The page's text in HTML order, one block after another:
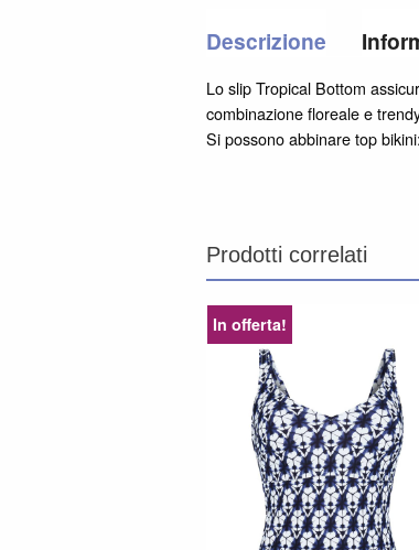
Descrizione
Lo slip Tropical Bottom
combinazione floreale e
Si possono abbinare top bikini:
Prodotti correlati
In offerta!